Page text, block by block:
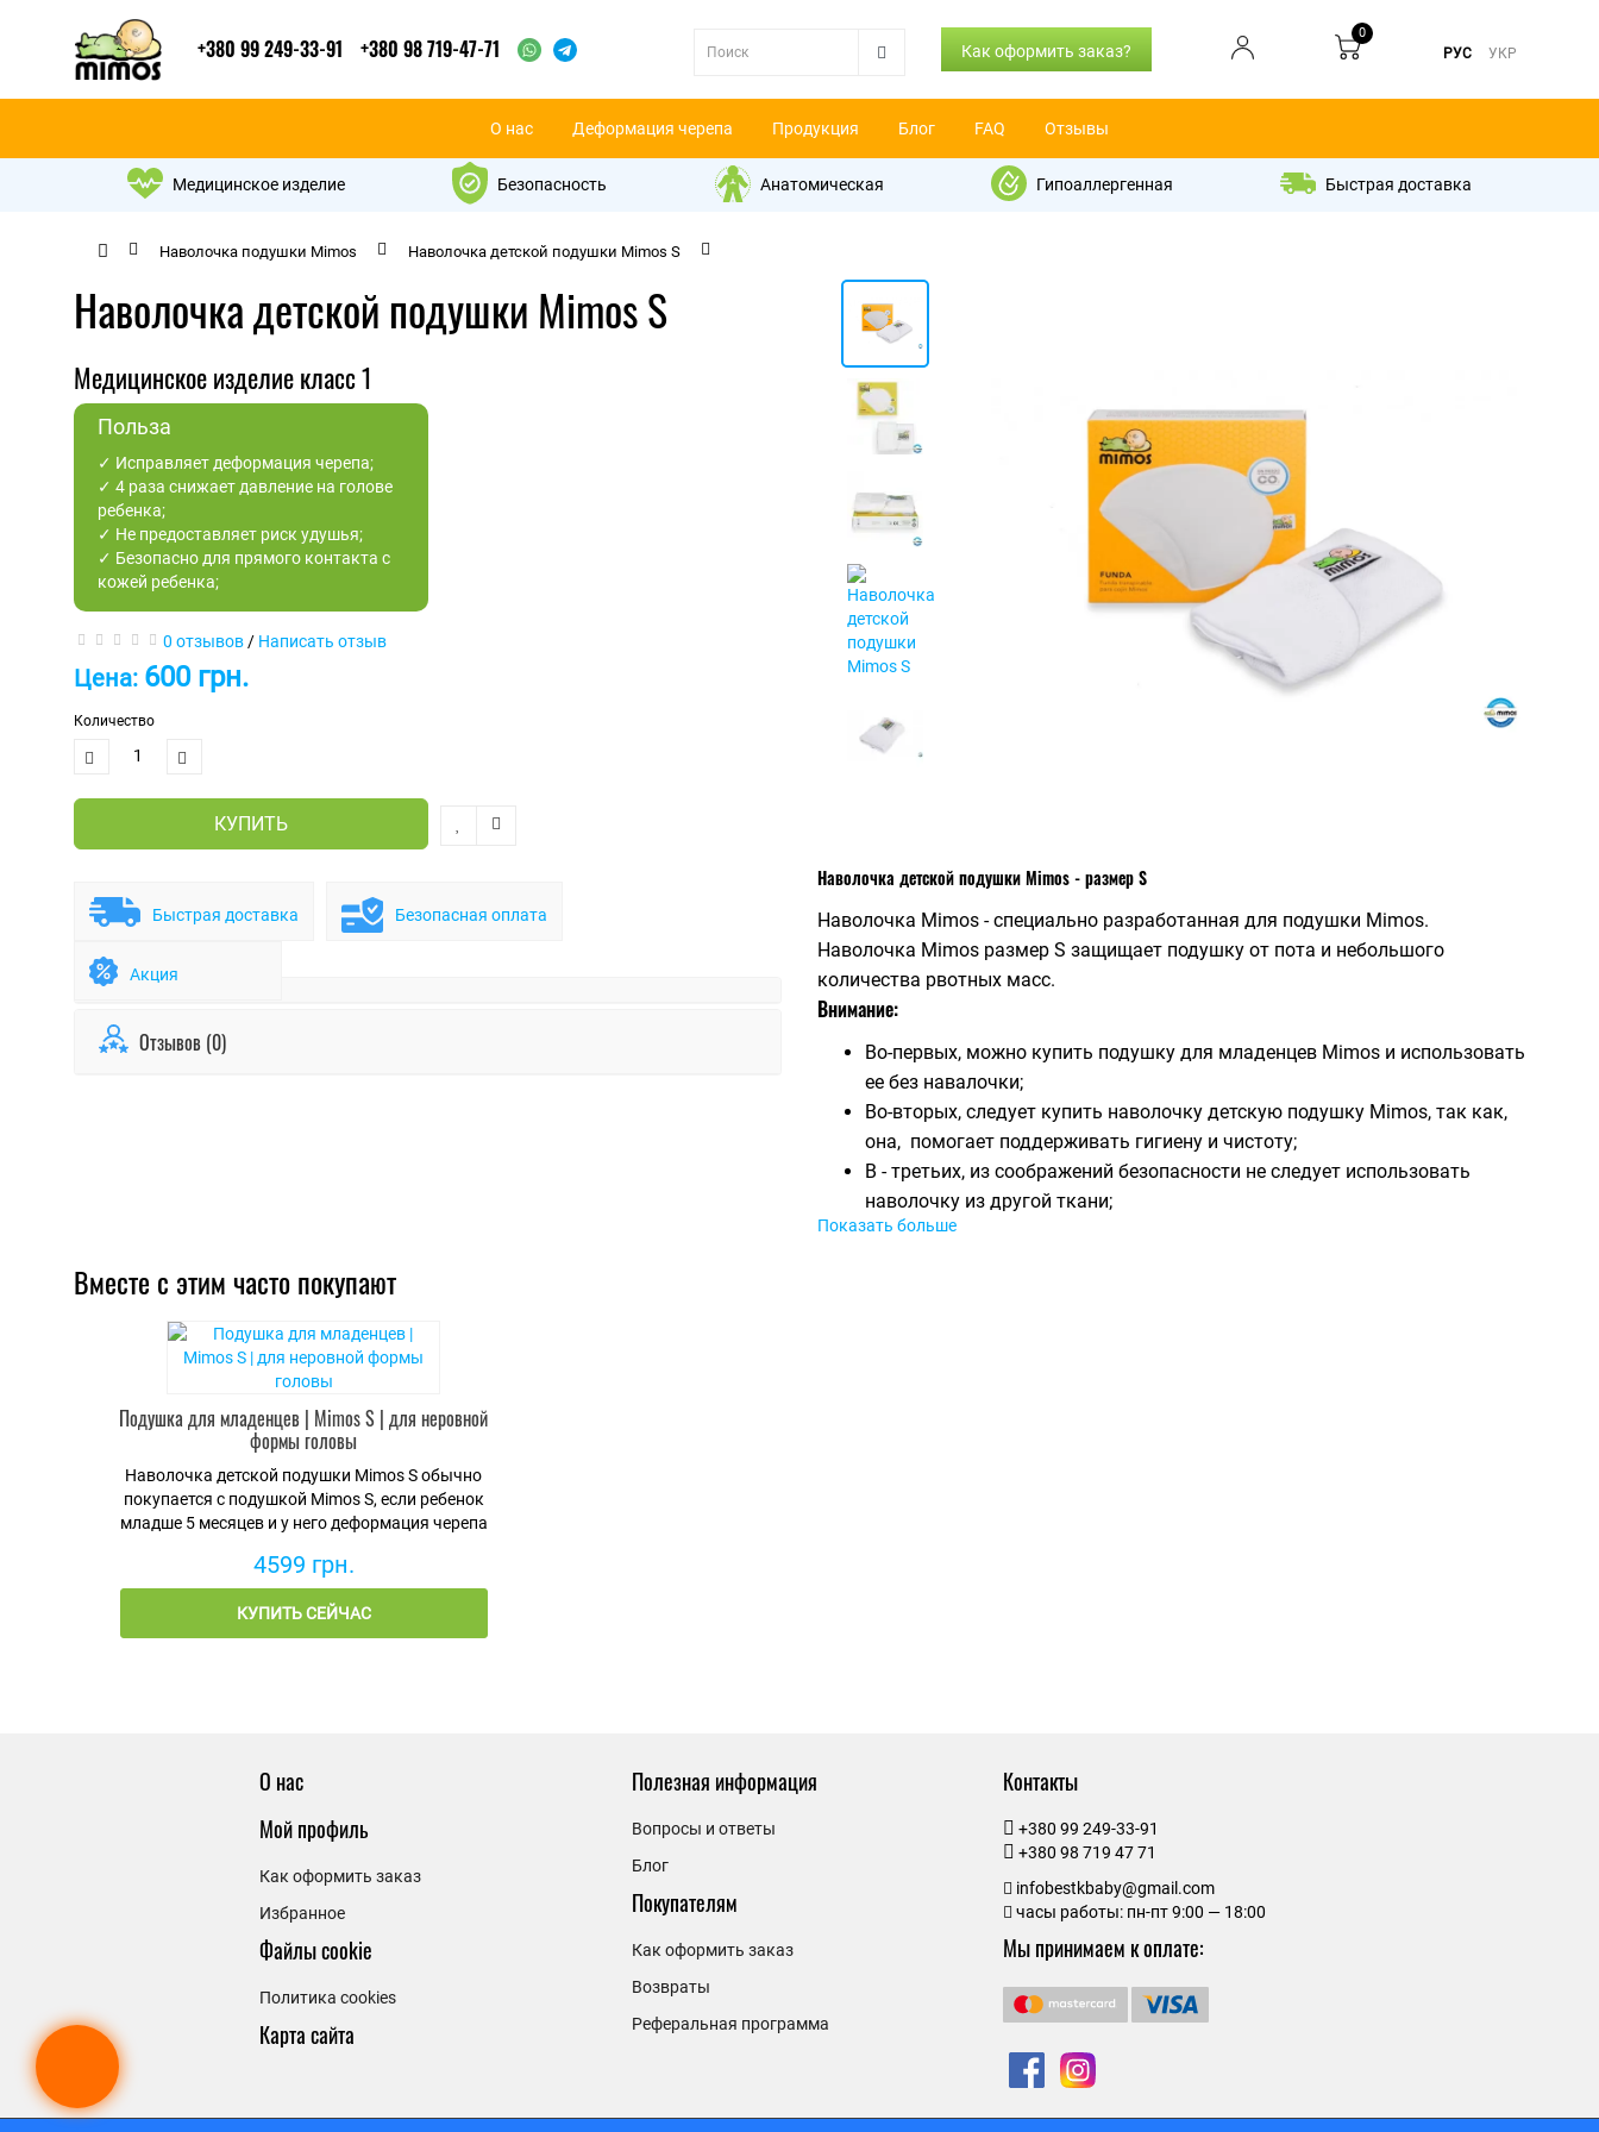
+380 99 249-33-91 +380 98 719-47-71 Как оформить заказ?
0
РУС УКР
О нас Деформация черепа Продукция Блог FAQ Отзывы
Медицинское изделие Безопасность Анатомическая Гипоаллергенная Быстрая доставка
Наволочка подушки Mimos Наволочка детской подушки Mimos S
Наволочка детской подушки Mimos S
Медицинское изделие класс 1
Польза
✓ Исправляет деформация черепа;
✓ 4 раза снижает давление на голове
ребенка;
✓ Не предоставляет риск удушья;
✓ Безопасно для прямого контакта с
кожей ребенка;
0 отзывов / Написать отзыв
Цена: 600 грн.
Количество
КУПИТЬ
Быстрая доставка Безопасная оплата
Акция
Отзывов (0)
Наволочка детской подушки Mimos - размер S
Наволочка Mimos - специально разработанная для подушки Mimos.
Наволочка Mimos размер S защищает подушку от пота и небольшого
количества рвотных масс.
Внимание:
Во-первых, можно купить подушку для младенцев Mimos и использовать
ее без навалочки;
Во-вторых, следует купить наволочку детскую подушку Mimos, так как,
она, помогает поддерживать гигиену и чистоту;
В - третьих, из соображений безопасности не следует использовать
наволочку из другой ткани;
Показать больше
Вместе с этим часто покупают
Подушка для младенцев | Mimos S | для неровной
формы головы
Наволочка детской подушки Mimos S обычно
покупается с подушкой Mimos S, если ребенок
младше 5 месяцев и у него деформация черепа
4599 грн.
КУПИТЬ СЕЙЧАС
О нас
Мой профиль
Как оформить заказ
Избранное
Файлы cookie
Политика cookies
Карта сайта
Полезная информация
Вопросы и ответы
Блог
Покупателям
Как оформить заказ
Возвраты
Реферальная программа
Контакты
+380 99 249-33-91
+380 98 719 47 71
infobestkbaby@gmail.com
часы работы: пн-пт 9:00 — 18:00
Мы принимаем к оплате: